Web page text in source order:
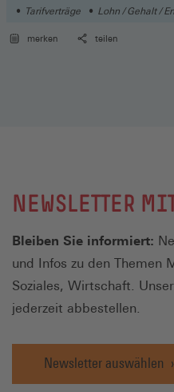
Tarifverträge Lohn / Gehalt /
merken teilen
NEWSLETTER
Bleiben Sie informiert:
und Infos zu den Themen
Soziales, Wirtschaft.
jederzeit abbestellen.
Newsletter auswählen